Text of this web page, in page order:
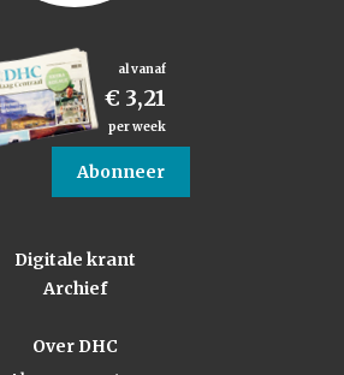
al vanaf
€ 3,21
per week
Abonneer
Digitale krant
Archief
Over DHC